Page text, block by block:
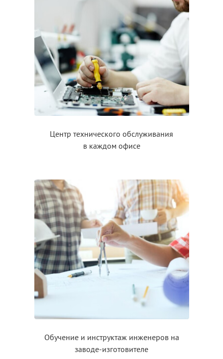
Центр технического обслуживания
в каждом офисе
Обучение и инструктажинженеров на
заводе-изготовителе